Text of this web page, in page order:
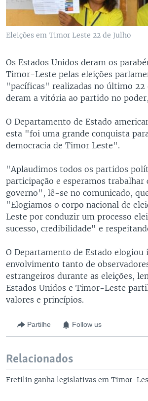
Eleições em Timor Leste 22 de Julho
Os Estados Unidos deram os
Timor-Leste pelas eleições
"pacíficas" realizadas no último 22
deram a vitória ao partido no
O Departamento de Estado
esta "foi uma grande conquista
democracia de Timor Leste".
"Aplaudimos todos os partidos
participação e esperamos trabalhar
governo", lê-se no comunicado,
"Elogiamos o corpo nacional de
Leste por conduzir um processo
sucesso, credibilidade" e
O Departamento de Estado elogiou
envolvimento tanto de
estrangeiros durante as eleições,
Estados Unidos e Timor-Leste
valores e princípios.
Partilhe Follow us
Relacionados
Fretilin ganha legislativas em Timor-